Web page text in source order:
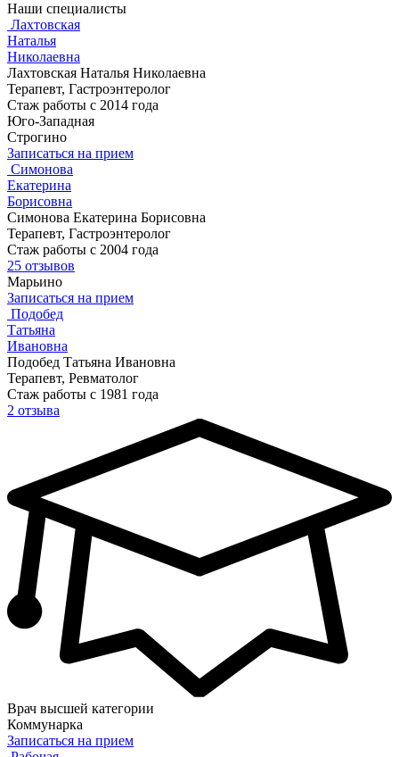
Наши специалисты
Лахтовская
Наталья
Николаевна
Лахтовская Наталья Николаевна
Терапевт, Гастроэнтеролог
Стаж работы с 2014 года
Юго-Западная
Строгино
Записаться на прием
Симонова
Екатерина
Борисовна
Симонова Екатерина Борисовна
Терапевт, Гастроэнтеролог
Стаж работы с 2004 года
25 отзывов
Марьино
Записаться на прием
Подобед
Татьяна
Ивановна
Подобед Татьяна Ивановна
Терапевт, Ревматолог
Стаж работы с 1981 года
2 отзыва
Врач высшей категории
Коммунарка
Записаться на прием